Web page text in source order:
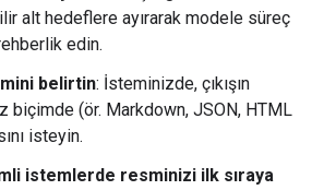
alt hedeflere ayırarak modele süreç
edin.
belirtin: İsteminizde, çıkışın
biçimde (ör. Markdown, JSON, HTML
isteyin.
istemlerde resminizi ilk sıraya